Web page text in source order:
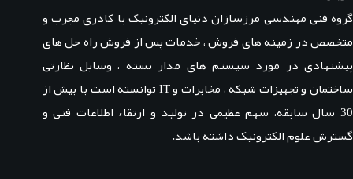
گروه فنی مهندسی مرزسازان دنیای الکترونیک با کادری مجرب و
متخصص در زمینه های فروش ، خدمات پس از فروش راه حل های
پیشنهادی در مورد سیستم های مدار بسته ، وسایل نظارتی
ساختمان و تجهیزات شبکه ، مخابرات و IT توانسته است با بیش از
30 سال سابقه، سهم عظیمی در تولید و ارتقاء اطلاعات فنی و
گسترش علوم الکترونیک داشته باشد.